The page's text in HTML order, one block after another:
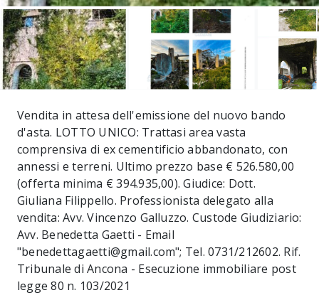
Vendita in attesa dell'emissione del nuovo bando
d'asta. LOTTO UNICO: Trattasi area vasta
comprensiva di ex cementificio abbandonato, con
annessi e terreni. Ultimo prezzo base € 526.580,00
(offerta minima € 394.935,00). Giudice: Dott.
Giuliana Filippello. Professionista delegato alla
vendita: Avv. Vincenzo Galluzzo. Custode Giudiziario:
Avv. Benedetta Gaetti - Email
"benedettagaetti@gmail.com"; Tel. 0731/212602. Rif.
Tribunale di Ancona - Esecuzione immobiliare post
legge 80 n. 103/2021